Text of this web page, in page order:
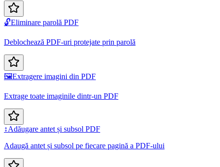
🔓Eliminare parolă PDF
Deblochează PDF-uri protejate prin parolă
🖼️Extragere imagini din PDF
Extrage toate imaginile dintr-un PDF
↕️Adăugare antet și subsol PDF
Adaugă antet și subsol pe fiecare pagină a PDF-ului